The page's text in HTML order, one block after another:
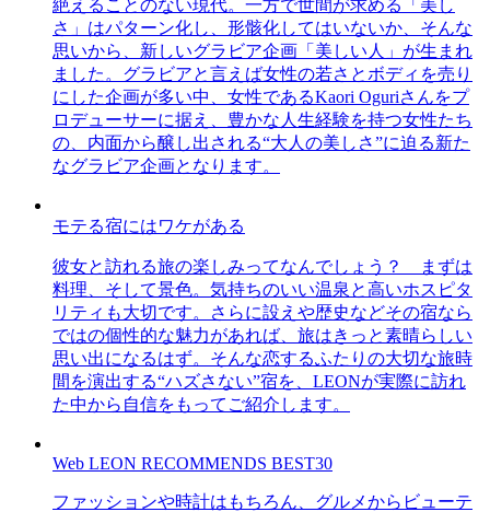
絶えることのない現代。一方で世間が求める「美し
さ」はパターン化し、形骸化してはいないか、そんな
思いから、新しいグラビア企画「美しい人」が生まれ
ました。グラビアと言えば女性の若さとボディを売り
にした企画が多い中、女性であるKaori Oguriさんをプ
ロデューサーに据え、豊かな人生経験を持つ女性たち
の、内面から醸し出される“大人の美しさ”に迫る新た
なグラビア企画となります。
モテる宿にはワケがある
彼女と訪れる旅の楽しみってなんでしょう？ まずは
料理、そして景色。気持ちのいい温泉と高いホスピタ
リティも大切です。さらに設えや歴史などその宿なら
ではの個性的な魅力があれば、旅はきっと素晴らしい
思い出になるはず。そんな恋するふたりの大切な旅時
間を演出する“ハズさない”宿を、LEONが実際に訪れ
た中から自信をもってご紹介します。
Web LEON RECOMMENDS BEST30
ファッションや時計はもちろん、グルメからビューテ